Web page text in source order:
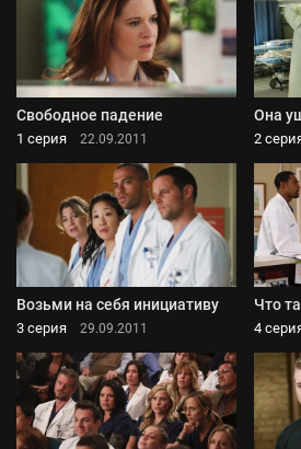
Свободное падение
1 серия 22.09.2011
Она
2
Возьми на себя инициативу
3 серия 29.09.2011
Что
4